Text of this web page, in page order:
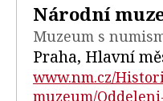
Národní
Muzeum s
Praha, Hlavní
www.nm.cz/
muzeum/